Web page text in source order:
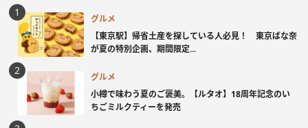
グルメ
【東京駅】帰省土産を探している人必見！ 東京ばな奈
が夏の特別企画、期間限定...
グルメ
小樽で味わう夏のご褒美。【ルタオ】18周年記念のい
ちごミルクティーを発売